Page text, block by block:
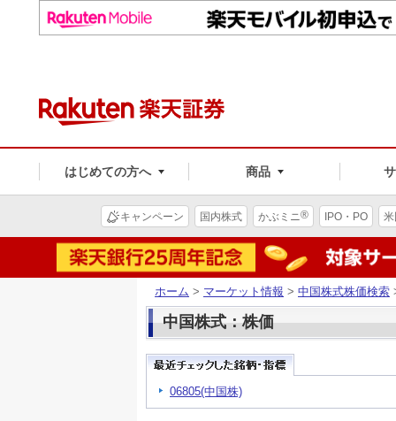
はじめての方へ 商品
キャンペーン 国内株式 かぶミニ® IPO・PO
ホーム > マーケット情報 > 中国株式株価検索
中国株式：株価
06805(中国株)